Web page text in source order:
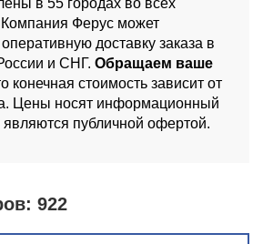
в 55 городах во всех
Ферус может
доставку заказа в
и СНГ. Обращаем ваше
конечная стоимость зависит от
Цены носят информационный
являются публичной офертой.
922